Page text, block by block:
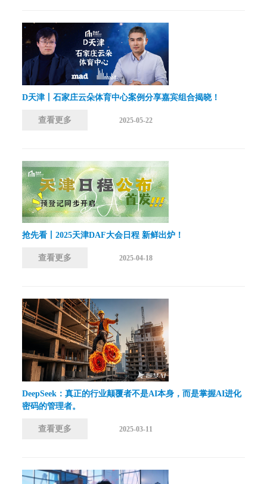
D天津丨石家庄云朵体育中心案例分享嘉宾组合揭晓！
查看更多 2025-05-22
抢先看丨2025天津DAF大会日程 新鲜出炉！
查看更多 2025-04-18
DeepSeek：真正的行业颠覆者不是AI本身，而是掌握AI进化
密码的管理者。
查看更多 2025-03-11